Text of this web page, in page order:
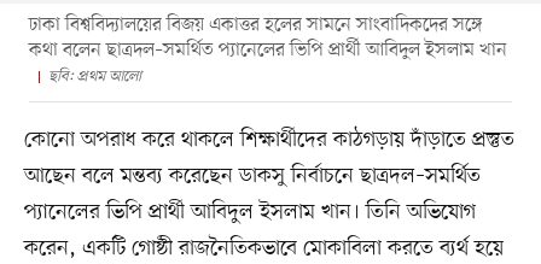
ঢাকা বিশ্ববিদ্যালয়ের বিজয় একাত্তর হলের সামনে সাংবাদিকদের সঙ্গে
কথা বলেন ছাত্রদল–সমর্থিত প্যানেলের ভিপি প্রার্থী আবিদুল ইসলাম খান
ছবি: প্রথম আলো
কোনো অপরাধ করে থাকলে শিক্ষার্থীদের কাঠগড়ায় দাঁড়াতে প্রস্তুত
আছেন বলে মন্তব্য করেছেন ডাকসু নির্বাচনে ছাত্রদল–সমর্থিত
প্যানেলের ভিপি প্রার্থী আবিদুল ইসলাম খান। তিনি অভিযোগ
করেন, একটি গোষ্ঠী রাজনৈতিকভাবে মোকাবিলা করতে ব্যর্থ হয়ে